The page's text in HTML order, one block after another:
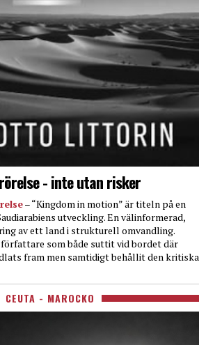
- inte utan risker
– “Kingdom in motion” är titeln på en
utveckling. En välinformerad,
av ett land i strukturell omvandling.
författare som både suttit vid bordet där
fram men samtidigt behållit den kritiska
CEUTA - MAROCKO